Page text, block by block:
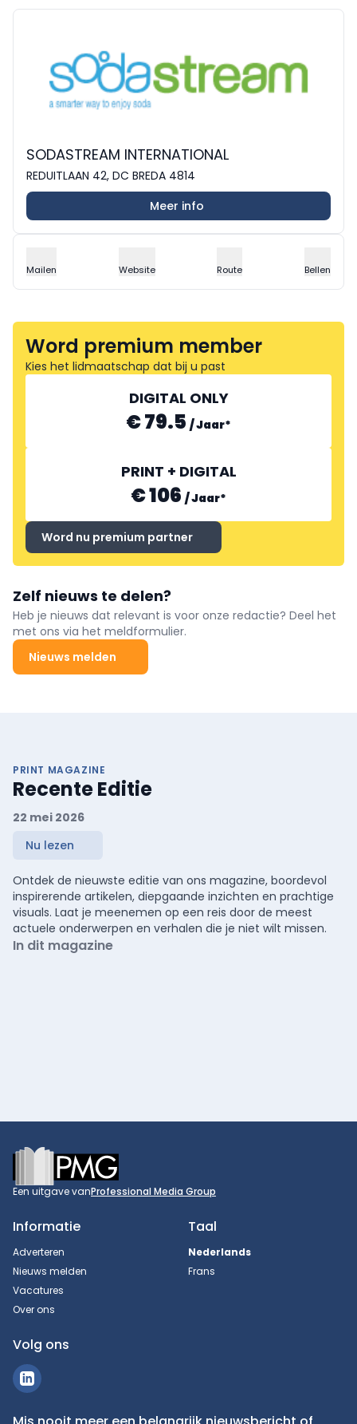
SODASTREAM INTERNATIONAL
REDUITLAAN 42, DC BREDA 4814
Meer info
Mailen Website Route Bellen
Word premium member
Kies het lidmaatschap dat bij u past
DIGITAL ONLY
€ 79.5 /Jaar*
PRINT + DIGITAL
€ 106 /Jaar*
Word nu premium partner
Zelf nieuws te delen?
Heb je nieuws dat relevant is voor onze redactie? Deel het
met ons via het meldformulier.
Nieuws melden
PRINT MAGAZINE
Recente Editie
22 mei 2026
Nu lezen
Ontdek de nieuwste editie van ons magazine, boordevol
inspirerende artikelen, diepgaande inzichten en prachtige
visuals. Laat je meenemen op een reis door de meest
actuele onderwerpen en verhalen die je niet wilt missen.
In dit magazine
Footer
Een uitgave vanProfessional Media Group
Informatie
Adverteren
Nieuws melden
Vacatures
Over ons
Taal
Nederlands
Frans
Volg ons